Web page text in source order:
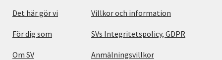
Det här gör vi
För dig som
Om SV
Villkor och information
SVs Integritetspolicy, GDPR
Anmälningsvillkor